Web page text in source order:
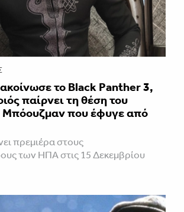
το Black Panther 3,
παίρνει τη θέση του
Μπόουζμαν που έφυγε από
πρεμιέρα στους
των ΗΠΑ στις 15 Δεκεμβρίου